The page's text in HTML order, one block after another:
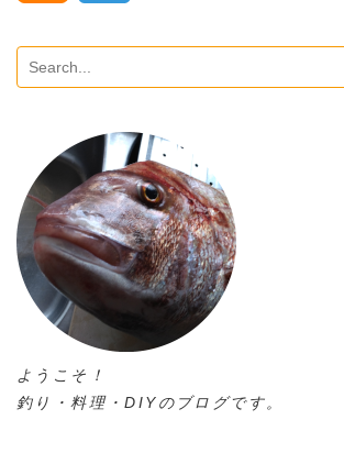
ようこそ！
釣り・料理・DIYのブログです。